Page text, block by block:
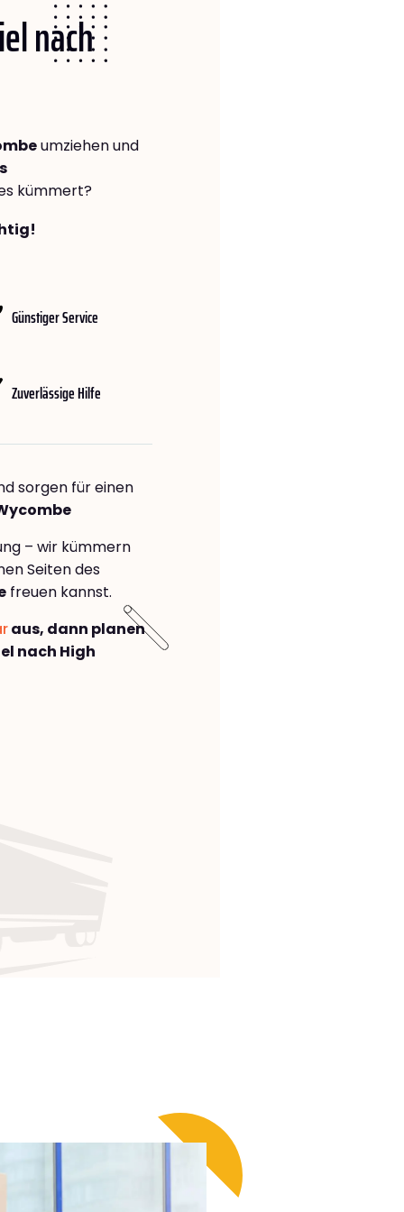
nach
umziehen und
kümmert?
Günstiger Service
Zuverlässige Hilfe
sorgen für einen
– wir kümmern
Seiten des
freuen kannst.
aus, dann planen
nach High